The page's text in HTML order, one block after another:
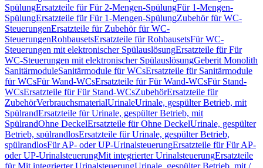
SpülungErsatzteile für Für 2-Mengen-SpülungFür 1-Mengen-
SpülungErsatzteile für Für 1-Mengen-SpülungZubehör für WC-
SteuerungenErsatzteile für Zubehör für WC-
SteuerungenRohbausetsErsatzteile für RohbausetsFür WC-
Steuerungen mit elektronischer SpülauslösungErsatzteile für Für
WC-Steuerungen mit elektronischer SpülauslösungGeberit Monolith
SanitärmoduleSanitärmodule für WCsErsatzteile für Sanitärmodule
für WCsFür Wand-WCsErsatzteile für Für Wand-WCsFür Stand-
WCsErsatzteile für Für Stand-WCsZubehörErsatzteile für
ZubehörVerbrauchsmaterialUrinaleUrinale, gespülter Betrieb, mit
SpülrandErsatzteile für Urinale, gespülter Betrieb, mit
SpülrandOhne DeckelErsatzteile für Ohne DeckelUrinale, gespülter
Betrieb, spülrandlosErsatzteile für Urinale, gespülter Betrieb,
spülrandlosFür AP- oder UP-UrinalsteuerungErsatzteile für Für AP-
oder UP-UrinalsteuerungMit integrierter UrinalsteuerungErsatzteile
für Mit integrierter UrinalsteuerungUrinale, gespülter Betrieb, mit /